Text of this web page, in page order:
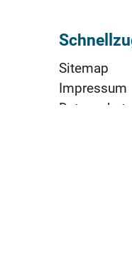
Sitemap
Impressum
Datenschutz